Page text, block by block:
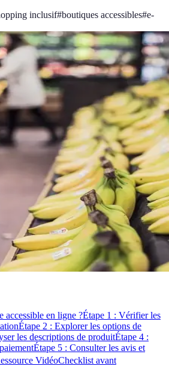
inclusif#boutiques accessibles#e-
accessible en ligne ?Étape 1 : Vérifier les
Étape 2 : Explorer les options de
les descriptions de produitÉtape 4 :
Étape 5 : Consulter les avis et
VidéoChecklist avant